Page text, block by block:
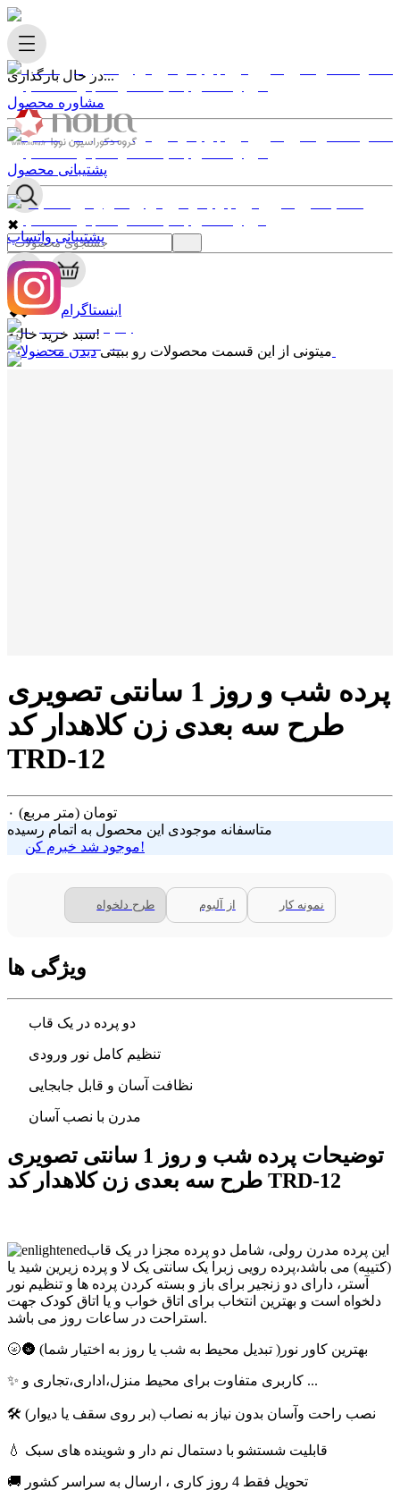
در حال بارگذاری...
✖
0
✖
سبد خرید خالیه!
میتونی از این قسمت محصولات رو ببینی
مشاوره محصول
پشتیبانی محصول
پشتیبانی واتساپ
اینستاگرام
پرده شب و روز 1 سانتی تصویری
طرح سه بعدی زن کلاهدار کد
TRD-12
۰ تومان (متر مربع)
متاسفانه موجودی این محصول به اتمام رسیده
موجود شد خبرم کن!
طرح دلخواه از آلبوم نمونه کار
ویژگی ها
دو پرده در یک قاب
تنظیم کامل نور ورودی
نظافت آسان و قابل جابجایی
مدرن با نصب آسان
توضیحات پرده شب و روز 1 سانتی تصویری
طرح سه بعدی زن کلاهدار کد TRD-12
این پرده مدرن رولی، شامل دو پرده مجزا در یک قاب
(کتیبه) می باشد،پرده رویی زبرا یک سانتی یک لا و پرده زیرین شید یا
آستر، دارای دو زنجیر برای باز و بسته کردن پرده ها و تنظیم نور
دلخواه است و بهترین انتخاب برای اتاق خواب و یا اتاق کودک جهت
استراحت در ساعات روز می باشد.
🌝🌚 بهترین کاور نور( تبدیل محیط به شب یا روز به اختیار شما)
✨ کاربری متفاوت برای محیط منزل،اداری،تجاری و ...
🛠 نصب راحت وآسان بدون نیاز به نصاب (بر روی سقف یا دیوار)
💧 قابلیت شستشو با دستمال نم دار و شوینده های سبک
🚚 تحویل فقط 4 روز کاری ، ارسال به سراسر کشور